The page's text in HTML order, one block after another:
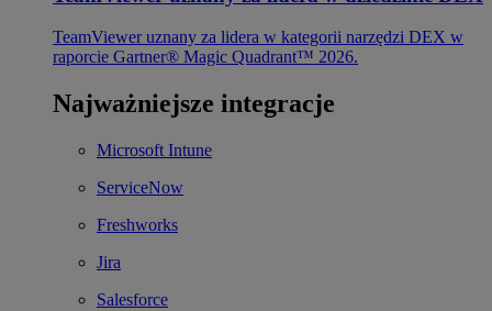
TeamViewer uznany za lidera w kategorii narzędzi DEX w
raporcie Gartner® Magic Quadrant™ 2026.
Najważniejsze integracje
Microsoft Intune
ServiceNow
Freshworks
Jira
Salesforce